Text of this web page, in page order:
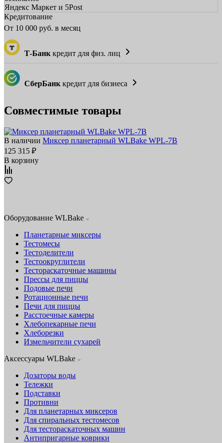
Яндекс Маркет и 5Post
Кредитование
От 10 000 руб. в месяц
Т-Банк кредит для физ. лиц
СберБанк кредит для бизнеса
Совместимые товары
В наличии Миксер планетарный WLBake WPL-7B
125 315 ₽
В корзину
Оборудование WLBake
Планетарные миксеры
Тестомесы
Тестоделители
Тестоокруглители
Тестораскаточные машины
Прессы для пиццы
Подовые печи
Ротационные печи
Печи для пиццы
Расстоечные камеры
Хлебопекарные печи
Хлеборезки
Измельчители сухарей
Аксессуары WLBake
Дозаторы воды
Тележки
Подставки
Противни
Для планетарных миксеров
Для спиральных тестомесов
Для тестораскаточных машин
Антипригарные коврики